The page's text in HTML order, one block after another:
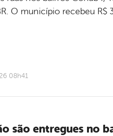
O município recebeu R$
08h41
são entregues no